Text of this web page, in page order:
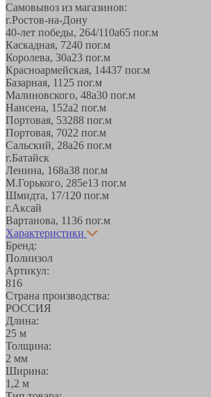
Самовывоз из магазинов:
г.Ростов-на-Дону
40-лет победы, 264/110а65 пог.м
Каскадная, 7240 пог.м
Королева, 30а23 пог.м
Красноармейская, 14437 пог.м
Базарная, 11 25 пог.м
Малиновского, 48а30 пог.м
Нансена, 152а2 пог.м
Портовая, 53288 пог.м
Портовая, 7022 пог.м
Сальский, 28a26 пог.м
г.Батайск
Ленина, 168а38 пог.м
М.Горького, 285е13 пог.м
Шмидта, 17/1 20 пог.м
г.Аксай
Вартанова, 1136 пог.м
Характеристики
Бренд:
Полиизол
Артикул:
816
Страна производства:
РОССИЯ
Длина:
25 м
Толщина:
2 мм
Ширина:
1,2 м